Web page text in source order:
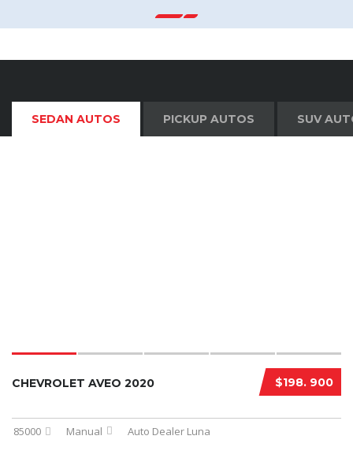
SEDAN AUTOS PICKUP AUTOS SUV
$198. 900
CHEVROLET AVEO 2020
85000 Manual Auto Dealer Luna